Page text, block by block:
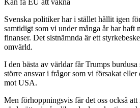
Kan få EU att vakna
Svenska politiker har i stället hållit igen
samtidigt som vi under många år har haft
finanser. Det sistnämnda är ett
omvärld.
I den bästa av världar får Trumps
större ansvar i frågor som vi försakat
mot USA.
Men förhoppningsvis får det oss också